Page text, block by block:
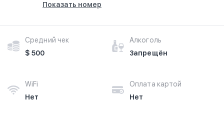
Показать номер
Средний чек
$ 500
Алкоголь
Запрещён
WiFi
Нет
Оплата картой
Нет